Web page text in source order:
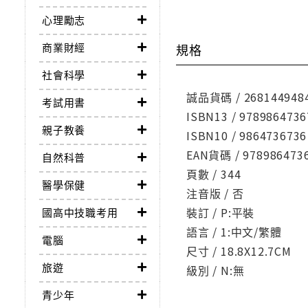
心理勵志
商業財經
社會科學
考試用書
親子教養
自然科普
醫學保健
國高中技職考用
電腦
旅遊
青少年
規格
誠品貨碼 /
ISBN13 /
ISBN10 / 9864736736
EAN貨碼 /
頁數 / 344
注音版 / 否
裝訂 / P:平裝
語言 / 1:中文/繁體
尺寸 / 18.8X12.7CM
級別 / N:無